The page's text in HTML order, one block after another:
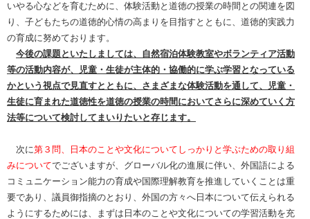
いやる心などを育むために、体験活動と道徳の授業の時間との関連を図
り、子どもたちの道徳的心情の高まりを目指すとともに、道徳的実践力
の育成に努めております。
今後の課題といたしましては、自然宿泊体験教室やボランティア活動
等の活動内容が、児童・生徒が主体的・協働的に学ぶ学習となっている
かという視点で見直すとともに、さまざまな体験活動を通して、児童・
生徒に育まれた道徳性を道徳の授業の時間においてさらに深めていく方
法等について検討してまいりたいと存じます。
次に第３問、日本のことや文化についてしっかりと学ぶための取り組
みについてでございますが、グローバル化の進展に伴い、外国語による
コミュニケーション能力の育成や国際理解教育を推進していくことは重
要であり、議員御指摘のとおり、外国の方々へ日本について伝えられる
ようにするためには、まずは日本のことや文化についての学習活動を充